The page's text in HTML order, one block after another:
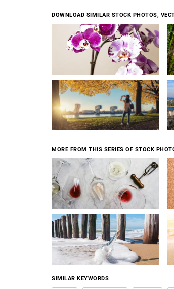
DOWNLOAD SIMILAR STOCK PHOTOS,
MORE FROM THIS SERIES OF STOCK
SIMILAR KEYWORDS